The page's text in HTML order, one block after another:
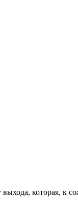
которая, к